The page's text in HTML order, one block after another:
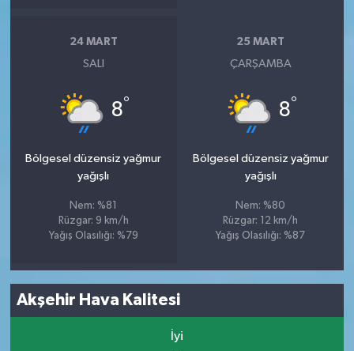
24 MART
SALI
8°
Bölgesel düzensiz yağmur
yağışlı
Nem: %81
Rüzgar: 9 km/h
Yağış Olasılığı: %79
25 MART
ÇARŞAMBA
8°
Bölgesel düzensiz yağmur
yağışlı
Nem: %80
Rüzgar: 12 km/h
Yağış Olasılığı: %87
Akşehir Hava Kalitesi
İyi